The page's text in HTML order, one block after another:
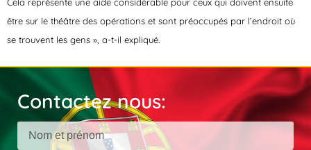
être sur le théâtre des opérations et sont préoccupés par l’endroit où
se trouvent les gens », a-t-il expliqué.
Contactez nous: